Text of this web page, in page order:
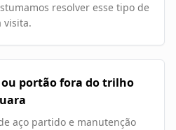
resolver esse tipo de
visita.
ou portão fora do trilho
aço partido e manutenção